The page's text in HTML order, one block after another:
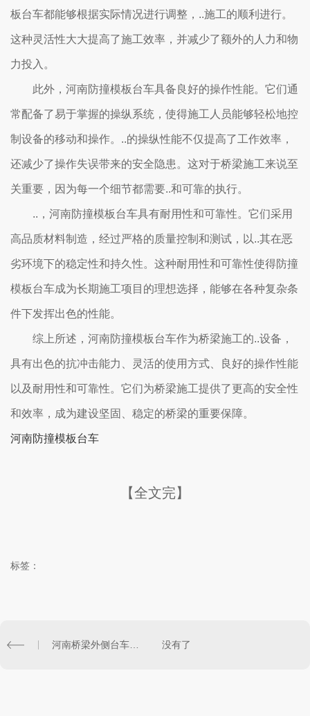
板台车都能够根据实际情况进行调整，..施工的顺利进行。
这种灵活性大大提高了施工效率，并减少了额外的人力和物
力投入。
此外，河南防撞模板台车具备良好的操作性能。它们通
常配备了易于掌握的操纵系统，使得施工人员能够轻松地控
制设备的移动和操作。..的操纵性能不仅提高了工作效率，
还减少了操作失误带来的安全隐患。这对于桥梁施工来说至
关重要，因为每一个细节都需要..和可靠的执行。
..，河南防撞模板台车具有耐用性和可靠性。它们采用
高品质材料制造，经过严格的质量控制和测试，以..其在恶
劣环境下的稳定性和持久性。这种耐用性和可靠性使得防撞
模板台车成为长期施工项目的理想选择，能够在各种复杂条
件下发挥出色的性能。
综上所述，河南防撞模板台车作为桥梁施工的..设备，
具有出色的抗冲击能力、灵活的使用方式、良好的操作性能
以及耐用性和可靠性。它们为桥梁施工提供了更高的安全性
和效率，成为建设坚固、稳定的桥梁的重要保障。
河南防撞模板台车
【全文完】
标签：
没有了